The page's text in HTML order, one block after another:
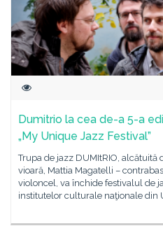
Dumitrio la cea de-a 5-a
„My Unique Jazz Festival”
Trupa de jazz DUMItRIO,
vioară, Mattia Magatelli –
violoncel, va închide festivalul de
institutelor culturale naţionale din